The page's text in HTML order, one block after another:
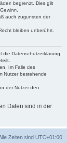
begrenzt. Dies gilt
auch zugunsten der
bleiben unberührt.
die Datenschutzerklärung
Im Falle des
Nutzer bestehende
der Nutzer den
Daten sind in der
Zeiten sind UTC+01:00